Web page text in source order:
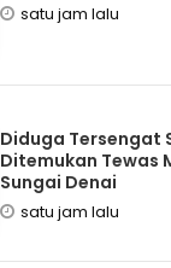
satu jam lalu
Diduga Tersengat
Ditemukan Tewas
Sungai Denai
satu jam lalu